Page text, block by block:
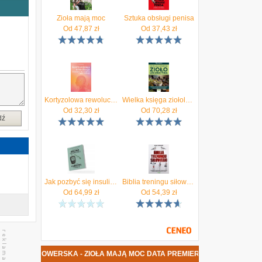
Zioła mają moc
Od 47,87 zł
Sztuka obsługi penisa
Od 37,43 zł
Kortyzolowa rewolucja. 8 kroków do wyjścia z pętli stresu
Od 32,30zł
Wielka księga ziołolecznictwa
Od 70,28zł
Jak pozbyć się insulinooporności i wycofać cukrzycę typu 2 Bracia Rodzeń
Od 64,99 zł
Biblia treningu siłowego
Od 54,39 zł
SKOWERSKA - ZIOŁA MAJĄ MOC DATA PREMIERY